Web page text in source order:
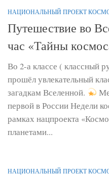
НАЦИОНАЛЬНЫЙ ПРОЕКТ
Путешествие во
час «Тайны
Во 2-а классе ( классный
прошёл увлекательный
загадкам Вселенной.
первой в России Недели
рамках нацпроекта
планетами...
НАЦИОНАЛЬНЫЙ ПРОЕКТ